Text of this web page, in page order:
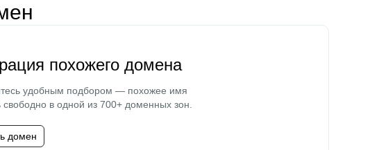
похожего домена
удобным подбором — похожее имя
в одной из 700+ доменных зон.
домен